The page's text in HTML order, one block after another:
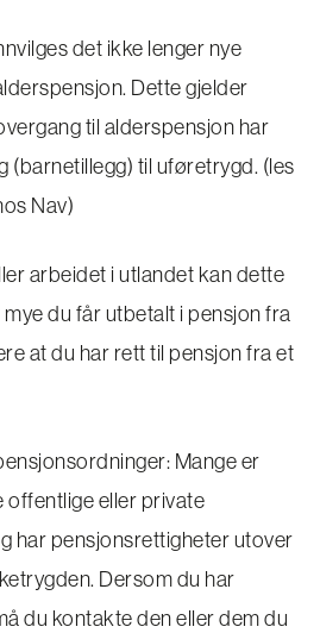
det ikke lenger nye
Dette gjelder
til alderspensjon har
(barnetillegg) til uføretrygd. (les
Nav)
arbeidet i utlandet kan dette
du får utbetalt i pensjon fra
at du har rett til pensjon fra et
Mange er
offentlige eller private
har pensjonsrettigheter utover
Dersom du har
du kontakte den eller dem du